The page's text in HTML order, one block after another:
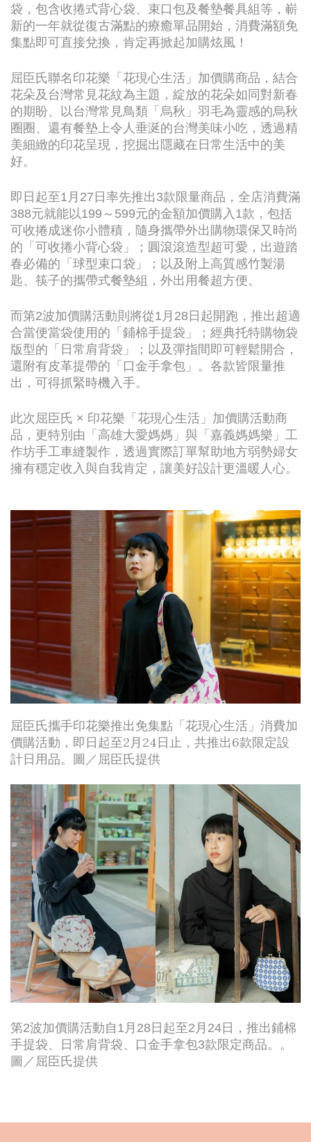
袋，包含收捲式背心袋、束口包及餐墊餐具組等，嶄
新的一年就從復古滿點的療癒單品開始，消費滿額免
集點即可直接兌換，肯定再掀起加購炫風！
屈臣氏聯名印花樂「花現心生活」加價購商品，結合
花朵及台灣常見花紋為主題，綻放的花朵如同對新春
的期盼、以台灣常見鳥類「烏秋」羽毛為靈感的烏秋
圈圈、還有餐墊上令人垂涎的台灣美味小吃，透過精
美細緻的印花呈現，挖掘出隱藏在日常生活中的美
好。
即日起至1月27日率先推出3款限量商品，全店消費滿
388元就能以199～599元的金額加價購入1款，包括
可收捲成迷你小體積，隨身攜帶外出購物環保又時尚
的「可收捲小背心袋」；圓滾滾造型超可愛，出遊踏
春必備的「球型束口袋」；以及附上高質感竹製湯
匙、筷子的攜帶式餐墊組，外出用餐超方便。
而第2波加價購活動則將從1月28日起開跑，推出超適
合當便當袋使用的「鋪棉手提袋」；經典托特購物袋
版型的「日常肩背袋」；以及彈指間即可輕鬆開合，
還附有皮革提帶的「口金手拿包」。各款皆限量推
出，可得抓緊時機入手。
此次屈臣氏 × 印花樂「花現心生活」加價購活動商
品，更特別由「高雄大愛媽媽」與「嘉義媽媽樂」工
作坊手工車縫製作，透過實際訂單幫助地方弱勢婦女
擁有穩定收入與自我肯定，讓美好設計更溫暖人心。
屈臣氏攜手印花樂推出免集點「花現心生活」消費加
價購活動，即日起至2月24日止，共推出6款限定設
計日用品。圖／屈臣氏提供
第2波加價購活動自1月28日起至2月24日，推出鋪棉
手提袋、日常肩背袋、口金手拿包3款限定商品。。
圖／屈臣氏提供